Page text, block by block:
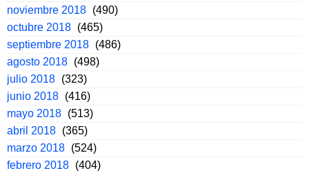
noviembre 2018 (490)
octubre 2018 (465)
septiembre 2018 (486)
agosto 2018 (498)
julio 2018 (323)
junio 2018 (416)
mayo 2018 (513)
abril 2018 (365)
marzo 2018 (524)
febrero 2018 (404)